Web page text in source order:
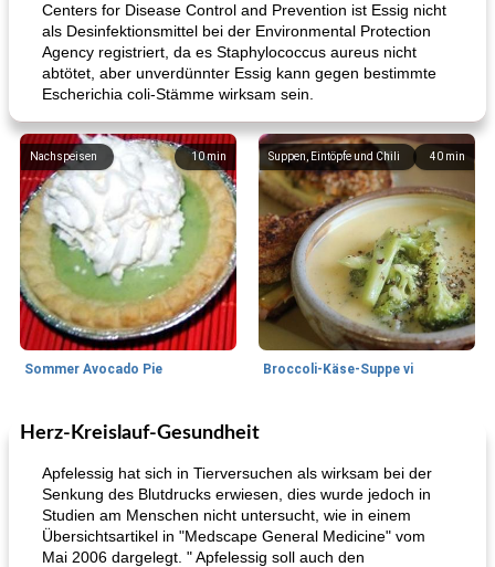
Centers for Disease Control and Prevention ist Essig nicht
als Desinfektionsmittel bei der Environmental Protection
Agency registriert, da es Staphylococcus aureus nicht
abtötet, aber unverdünnter Essig kann gegen bestimmte
Escherichia coli-Stämme wirksam sein.
10min
Nachspeisen
Sommer Avocado Pie
40 min
Suppen, Eintöpfe und Chili
Broccoli-Käse-Suppe vi
35min
Kurs
Herz-Kreislauf-Gesundheit
Apfelessig hat sich in Tierversuchen als wirksam bei der
Senkung des Blutdrucks erwiesen, dies wurde jedoch in
Studien am Menschen nicht untersucht, wie in einem
Übersichtsartikel in "Medscape General Medicine" vom
Mai 2006 dargelegt. " Apfelessig soll auch den